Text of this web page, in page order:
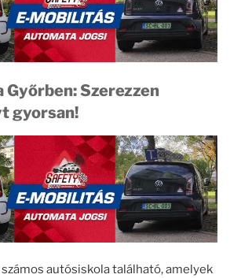
Szerezzen
gyorsan!
autósiskola található, amelyek